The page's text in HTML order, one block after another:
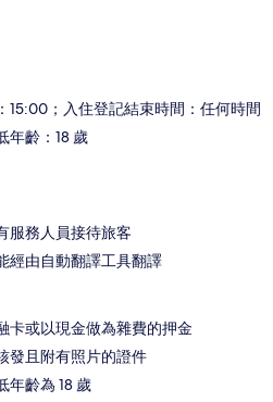
15:00；入住登記結束時間：任何時間
年齡：18 歲
服務人員接待旅客
經由自動翻譯工具翻譯
卡或以現金做為雜費的押金
發且附有照片的證件
年齡為 18 歲